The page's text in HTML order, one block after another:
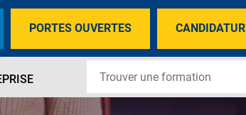
PORTES OUVERTES